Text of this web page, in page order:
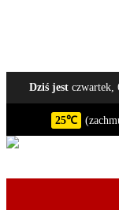
Dziś jestczwartek,
25℃